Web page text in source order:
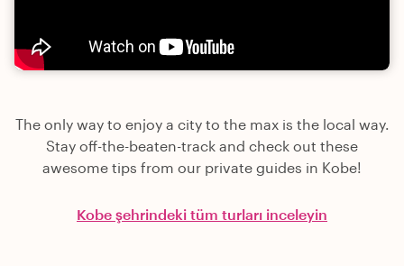
The only way to enjoy a city to the max is the local way.
Stay off-the-beaten-track and check out these
awesome tips from our private guides in Kobe!
Kobe şehrindeki tüm turları inceleyin